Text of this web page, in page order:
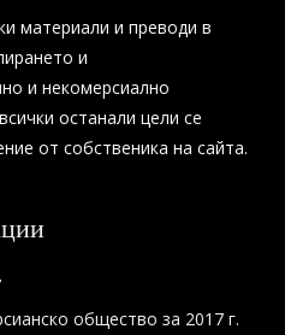
материали и преводи в
и
и некомерсиално
останали цели се
от собственика на сайта.
общество за 2017 г.